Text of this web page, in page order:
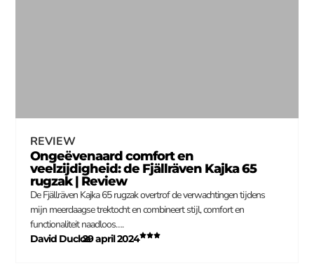
REVIEW
Ongeëvenaard comfort en
veelzijdigheid: de Fjällräven Kajka 65
rugzak | Review
De Fjällräven Kajka 65 rugzak overtrof de verwachtingen tijdens
mijn meerdaagse trektocht en combineert stijl, comfort en
functionaliteit naadloos….
David Duclos
–
29 april 2024